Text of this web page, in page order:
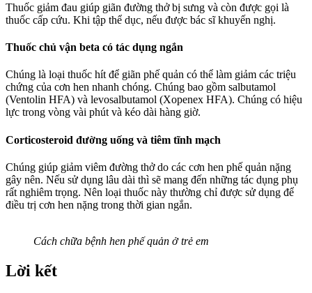
Thuốc giảm đau giúp giãn đường thở bị sưng và còn được gọi là
thuốc cấp cứu. Khi tập thể dục, nếu được bác sĩ khuyến nghị.
Thuốc chủ vận beta có tác dụng ngắn
Chúng là loại thuốc hít để giãn phế quản có thể làm giảm các triệu
chứng của cơn hen nhanh chóng. Chúng bao gồm salbutamol
(Ventolin HFA) và levosalbutamol (Xopenex HFA). Chúng có hiệu
lực trong vòng vài phút và kéo dài hàng giờ.
Corticosteroid đường uống và tiêm tĩnh mạch
Chúng giúp giảm viêm đường thở do các cơn hen phế quản nặng
gây nên. Nếu sử dụng lâu dài thì sẽ mang đến những tác dụng phụ
rất nghiêm trọng. Nên loại thuốc này thường chỉ được sử dụng để
điều trị cơn hen nặng trong thời gian ngắn.
Cách chữa bệnh hen phế quản ở trẻ em
Lời kết